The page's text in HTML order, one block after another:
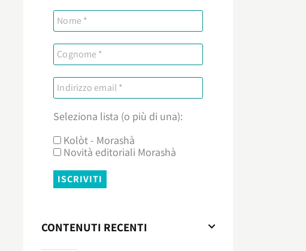
Seleziona lista (o più di una):
Kolòt - Morashà
Novità editoriali Morashà
CONTENUTI RECENTI